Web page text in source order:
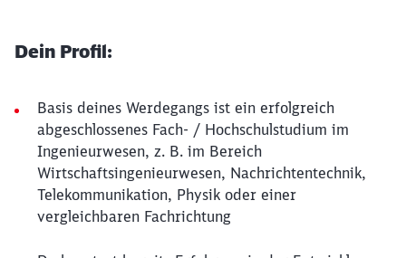
Dein Profil:
Basis deines Werdegangs ist ein erfolgreich
abgeschlossenes Fach- / Hochschulstudium im
Ingenieurwesen, z. B. im Bereich
Wirtschaftsingenieurwesen, Nachrichtentechnik,
Telekommunikation, Physik oder einer
vergleichbaren Fachrichtung